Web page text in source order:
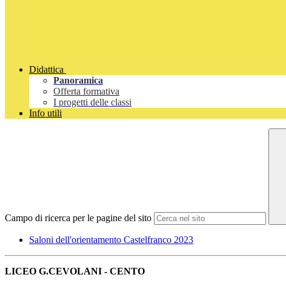
Didattica
Panoramica
Offerta formativa
I progetti delle classi
Info utili
Campo di ricerca per le pagine del sito
Saloni dell'orientamento Castelfranco 2023
LICEO G.CEVOLANI - CENTO